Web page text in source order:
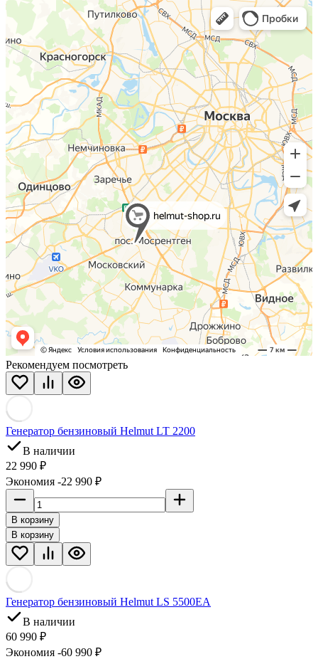
Рекомендуем посмотреть
Генератор бензиновый Helmut LT 2200
В наличии
22 990 ₽
Экономия -22 990 ₽
В корзину
В корзину
Генератор бензиновый Helmut LS 5500EA
В наличии
60 990 ₽
Экономия -60 990 ₽